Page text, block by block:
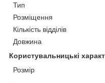
Тип
Розміщення
Кількість відділів
Довжина
Користувальницькі
Розмір